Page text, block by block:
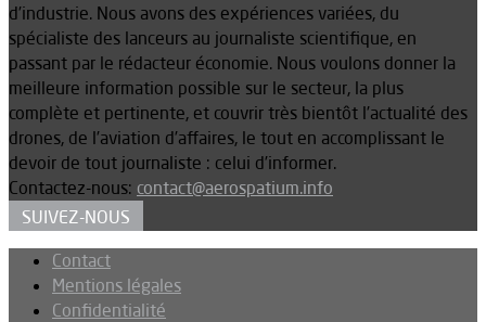
d’industrie. Nous avons des expériences variées, du
spécialiste des lanceurs au journaliste scientifique, en
passant par le rédacteur économie. Nous voulons donner la
meilleure information possible sur le secteur, la plus
complète et pertinente, et couvrir très bientôt l’actualité des
drones, de l’aviation d’affaires, le tout en accomplissant le
devoir de tout journaliste : celui d’informer.
Contactez-nous: contact@aerospatium.info
SUIVEZ-NOUS
Contact
Mentions légales
Confidentialité